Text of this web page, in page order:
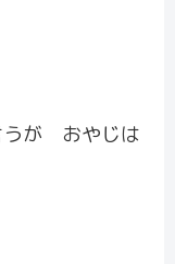
うが おやじは